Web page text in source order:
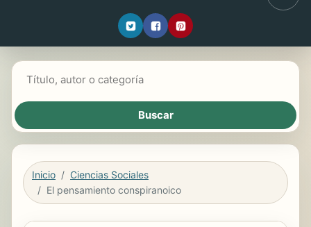
Inicio
Ciencias Sociales
El pensamiento conspiranoico